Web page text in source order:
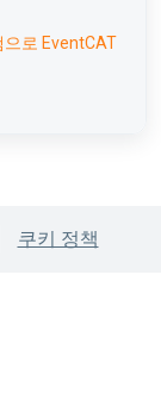
로 EventCAT
쿠키 정책